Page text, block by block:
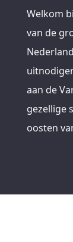
Welkom
van de
aan de
gezellige
oosten